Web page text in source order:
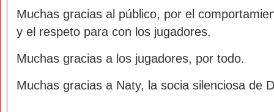
Muchas gracias al público, por el
y el respeto para con los jugadores.
Muchas gracias a los jugadores, por todo.
Muchas gracias a Naty, la socia silenciosa de